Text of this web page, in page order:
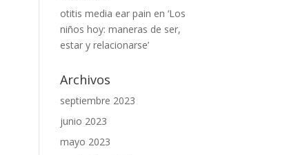
otitis media ear pain en‘Los
niños hoy: maneras de ser,
estar y relacionarse’
Archivos
septiembre 2023
junio 2023
mayo 2023